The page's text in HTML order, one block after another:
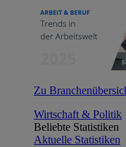
Zu
Wirtschaft & Politik
Beliebte Statistiken
Aktuelle Statistiken